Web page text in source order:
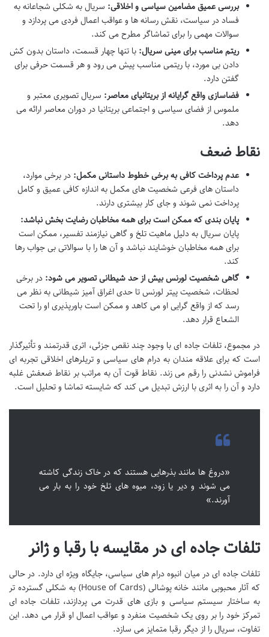
بررسی عمیق مضامین سیاسی و اخلاقی: سریال به شکلی شجاعانه به
فساد در سیاست، نقش رسانه ها و عواقب اعمال فردی می پردازد و
سوالات مهمی را برای تماشاگر مطرح می کند.
ریتم مناسب برای مینی سریال: با تنها چهار قسمت، داستان بدون کش
دادن بی مورد، با ریتمی مناسب پیش می رود و هر قسمت حرفی برای
گفتن دارد.
فضاسازی واقع گرایانه از بریتانیای معاصر: سریال تصویری معتبر و
ملموس از فضای سیاسی و اجتماعی بریتانیا در دوران معاصر ارائه می
دهد.
نقاط ضعف
عدم پرداخت کافی به برخی خطوط داستانی مکمل: در برخی موارد،
داستان های فرعی شخصیت های مکمل به اندازه کافی عمیق و کامل
پرداخت نمی شوند و جای کار بیشتری دارند.
پایان بندی که ممکن است برای همه مخاطبان رضایت بخش نباشد:
پایان سریال به دلیل ماهیت تلخ و گاهی نیازمند تفسیر، ممکن است
برای همه مخاطبان خوشایند نباشد و آن ها را با سوالاتی بی جواب رها
کند.
گاهی شخصیت لورنس بیش از حد شیطانی تصویر می شود: در برخی
لحظات، شخصیت پیتر لورنس تا حدی اغراق آمیز شیطانی به نظر می
رسد که از واقع گرایی او می کاهد و ممکن است باورپذیری او را تحت
الشعاع قرار دهد.
در مجموع، تلفات جاده ای با وجود چند نقص جزئی، اثری قدرتمند و تأثیرگذار
است که برای علاقه مندان به درام های سیاسی و تریلرهای اخلاقی تجربه ای
فراموش نشدنی را رقم می زند. نقاط قوت آن به مراتب بر نقاط ضعفش غلبه
دارد و آن را به اثری با ارزش تبدیل می کند که شایسته تماشا و تحلیل است.
«دروغ ها مانند بذرهایی هستند که در خاک زندگی کاشته
می شوند و دیر یا زود، میوه های تلخ خود را به بار می
آورند.»
تلفات جاده ای در مقایسه با رقبا و ژانر
تلفات جاده ای در میان انبوه درام های سیاسی، جایگاه ویژه ای دارد. در حالی
که آثار محبوبی مانند خانه پوشالی (House of Cards) به شکلی گسترده تر
به ساختار سیستم سیاسی و بازی های قدرت می پردازند، تلفات جاده ای
تمرکز خود را بر روی یک شخصیت منفرد و عواقب اعمال او قرار می دهد. این
تفاوت، سریال را از دیگر رقبا متمایز می سازد.